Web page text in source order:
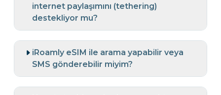
internet paylaşımını (tethering)
destekliyor mu?
iRoamly eSIM ile arama yapabilir veya
SMS gönderebilir miyim?